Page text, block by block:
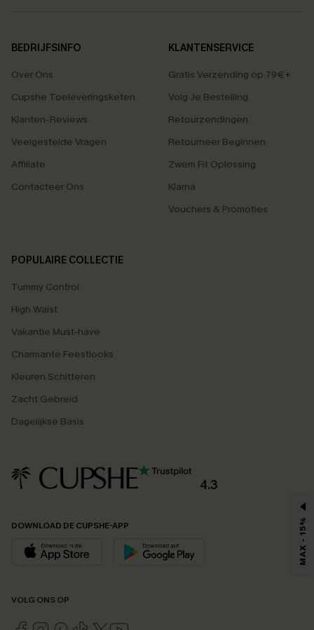
BEDRIJFSINFO
Over Ons
Cupshe Toeleveringsketen
Klanten-Reviews
Veelgestelde Vragen
Affiliate
Contacteer Ons
KLANTENSERVICE
Gratis Verzending op 79€+
Volg Je Bestelling
Retourzendingen
Retourneer Beginnen
Zwem Fit Oplossing
Klarna
Vouchers & Promoties
POPULAIRE COLLECTIE
Tummy Control
High Waist
Vakantie Must-have
Charmante Feestlooks
Kleuren Schitteren
Zacht Gebreid
Dagelijkse Basis
4.3
DOWNLOAD DE CUPSHE-APP
VOLG ONS OP
MAX - 15%